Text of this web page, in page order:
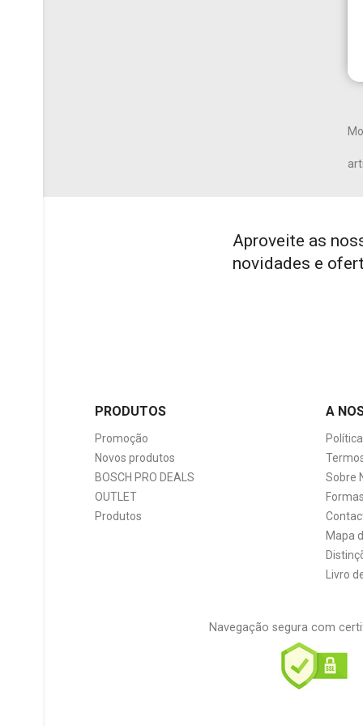
Aproveite as
novidades e
PRODUTOS
Promoção
Novos produtos
BOSCH PRO DEALS
OUTLET
Produtos
A
Sobre
Mapa
Livro
Navegação segura com